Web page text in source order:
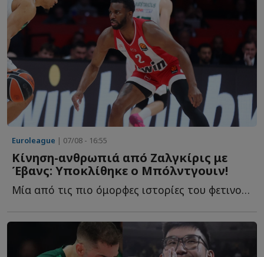
Euroleague | 07/08 - 16:55
Κίνηση-ανθρωπιά από Ζαλγκίρις με
Έβανς: Υποκλίθηκε ο Μπόλντγουιν!
Μία από τις πιο όμορφες ιστορίες του φετινού καλοκαιριού σ...